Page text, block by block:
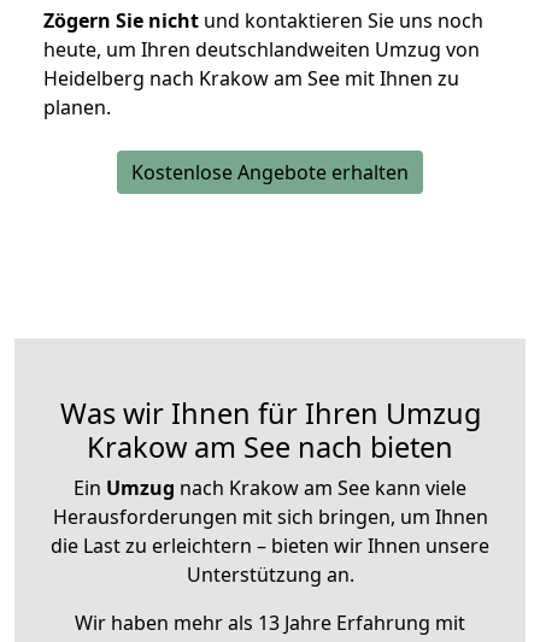
Zögern Sie nicht und kontaktieren Sie uns noch
heute, um Ihren deutschlandweiten Umzug von
Heidelberg nach Krakow am See mit Ihnen zu
planen.
Kostenlose Angebote erhalten
Was wir Ihnen für Ihren Umzug
Krakow am See nach bieten
Ein Umzug nach Krakow am See kann viele
Herausforderungen mit sich bringen, um Ihnen
die Last zu erleichtern – bieten wir Ihnen unsere
Unterstützung an.
Wir haben mehr als 13 Jahre Erfahrung mit